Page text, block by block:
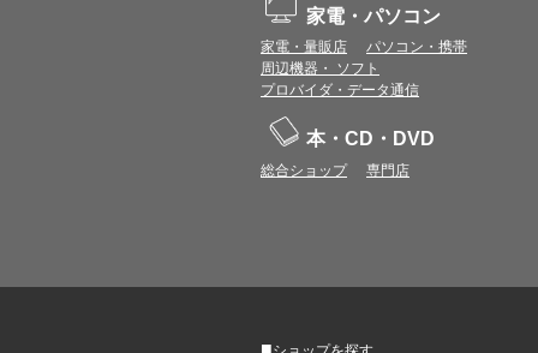
家電・パソコン
家電・量販店
パソコン・携帯
周辺機器・ ソフト
プロバイダ・データ通信
本・CD・DVD
総合ショップ 専門店